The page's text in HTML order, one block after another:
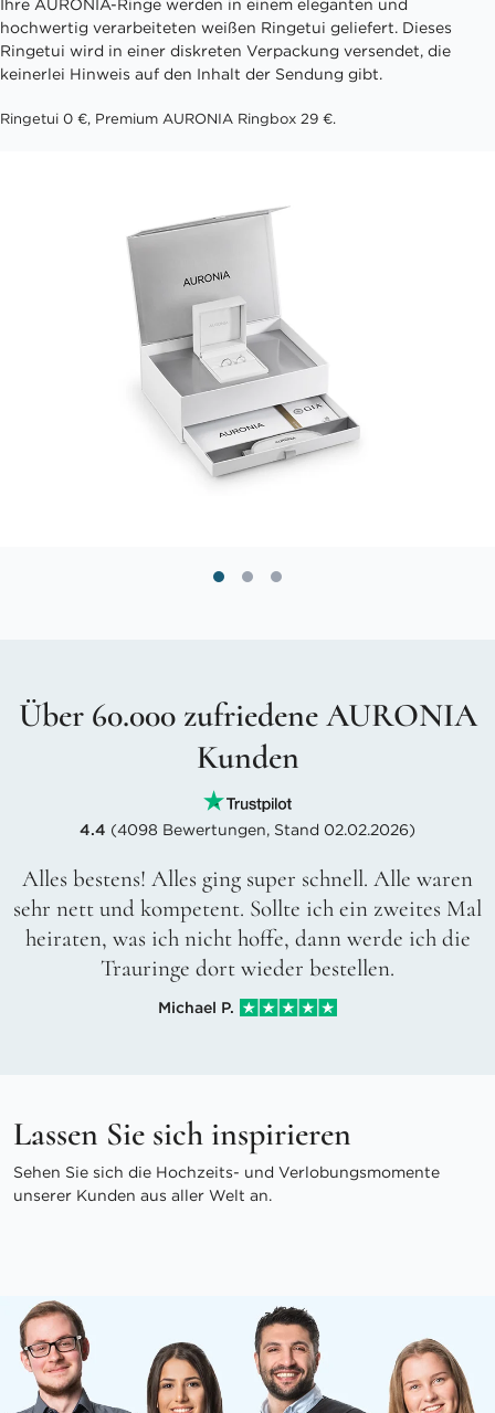
Ihre AURONIA-Ringe werden in einem eleganten und
hochwertig verarbeiteten weißen Ringetui geliefert. Dieses
Ringetui wird in einer diskreten Verpackung versendet, die
keinerlei Hinweis auf den Inhalt der Sendung gibt.
Ringetui 0 €, Premium AURONIA Ringbox 29 €.
Über 60.000 zufriedene AURONIA
Kunden
4.4 (4098 Bewertungen, Stand 02.02.2026)
Alles bestens! Alles ging super schnell. Alle waren
sehr nett und kompetent. Sollte ich ein zweites Mal
heiraten, was ich nicht hoffe, dann werde ich die
Trauringe dort wieder bestellen.
Michael P.
Lassen Sie sich inspirieren
Sehen Sie sich die Hochzeits- und Verlobungsmomente
unserer Kunden aus aller Welt an.